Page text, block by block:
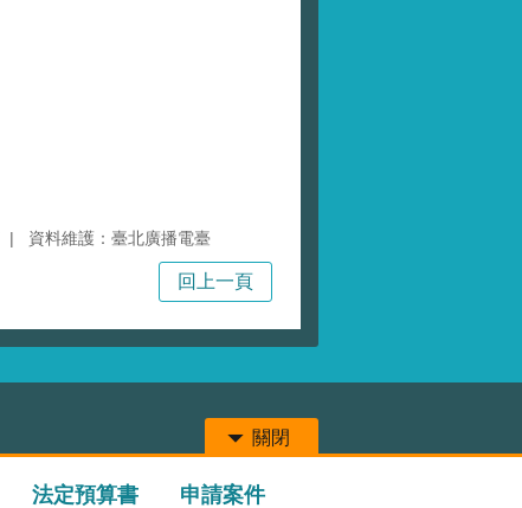
資料維護：臺北廣播電臺
回上一頁
關閉
法定預算書 申請案件